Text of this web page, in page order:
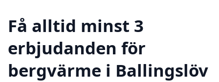
Få alltid minst 3
erbjudanden för
bergvärme i Ballingslöv